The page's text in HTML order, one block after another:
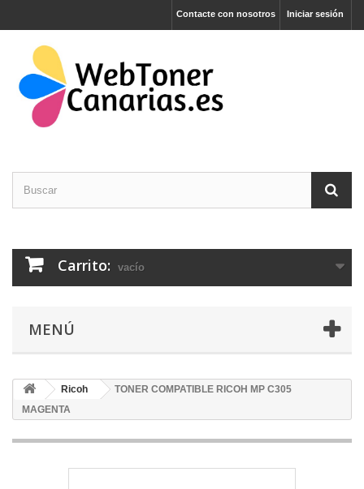
Iniciar sesión
Contacte con nosotros
Carrito: vacío
MENÚ
Ricoh
TONER COMPATIBLE RICOH MP C305
MAGENTA